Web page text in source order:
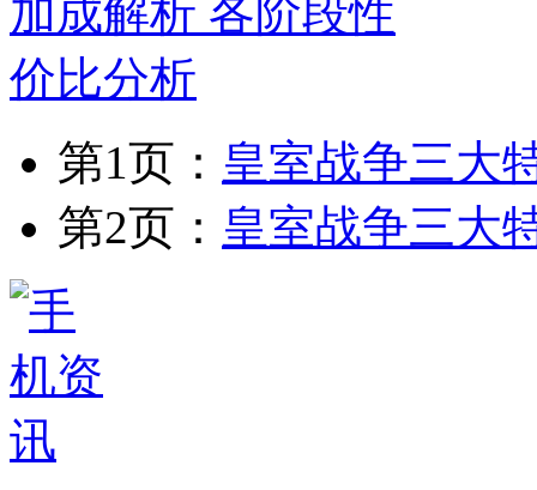
第1页： 皇室战争三大
第2页： 皇室战争三大